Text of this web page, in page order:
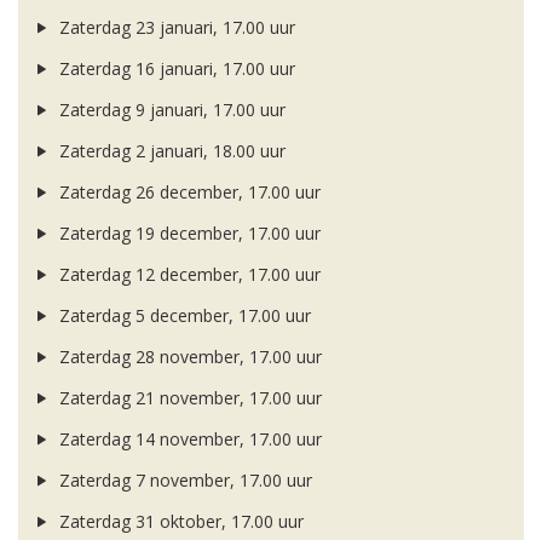
Zaterdag 23 januari, 17.00 uur
Zaterdag 16 januari, 17.00 uur
Zaterdag 9 januari, 17.00 uur
Zaterdag 2 januari, 18.00 uur
Zaterdag 26 december, 17.00 uur
Zaterdag 19 december, 17.00 uur
Zaterdag 12 december, 17.00 uur
Zaterdag 5 december, 17.00 uur
Zaterdag 28 november, 17.00 uur
Zaterdag 21 november, 17.00 uur
Zaterdag 14 november, 17.00 uur
Zaterdag 7 november, 17.00 uur
Zaterdag 31 oktober, 17.00 uur